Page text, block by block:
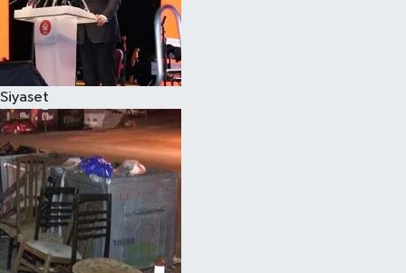
Siyaset